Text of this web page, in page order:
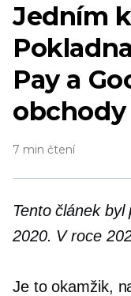
Jedním
Pay a
7 min čtení
Tento článek
2020. V roce
Je to okamžik,